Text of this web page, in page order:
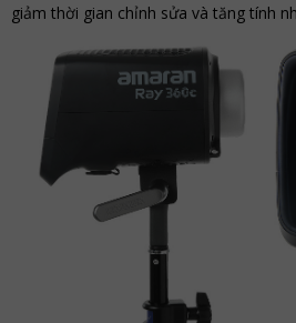
giảm thời gian chỉnh sửa và tăng tính